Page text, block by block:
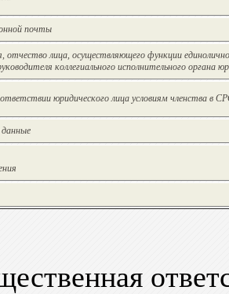
почты
лица, осуществляющего функции
коллегиального исполнительного органа
юридического лица условиям членства в